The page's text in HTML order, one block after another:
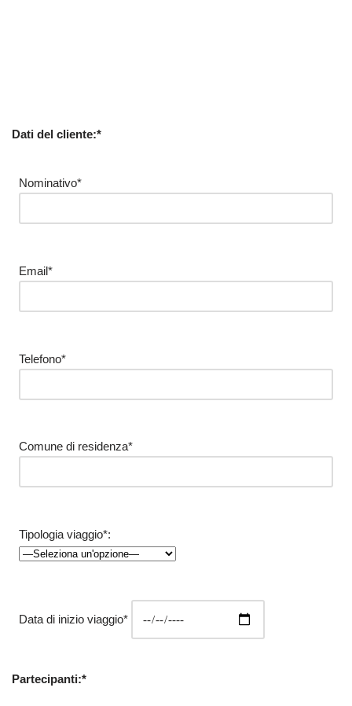
Dati del cliente:*
Nominativo*
Email*
Telefono*
Comune di residenza*
Tipologia viaggio*:
Data di inizio viaggio*
Partecipanti:*